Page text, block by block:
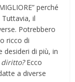
perché
il
Potrebbero
ricco di
desideri di più, in
Ecco
a diverse